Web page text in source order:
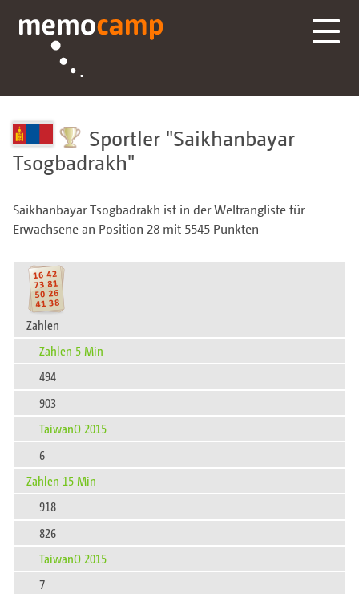
Sportler Saikhanbayar
Tsogbadrakh
Saikhanbayar Tsogbadrakh ist in der Weltrangliste für
Erwachsene an Position 28 mit 5545 Punkten
Zahlen
Zahlen 5 Min
494
903
TaiwanO 2015
6
Zahlen 15 Min
918
826
TaiwanO 2015
7